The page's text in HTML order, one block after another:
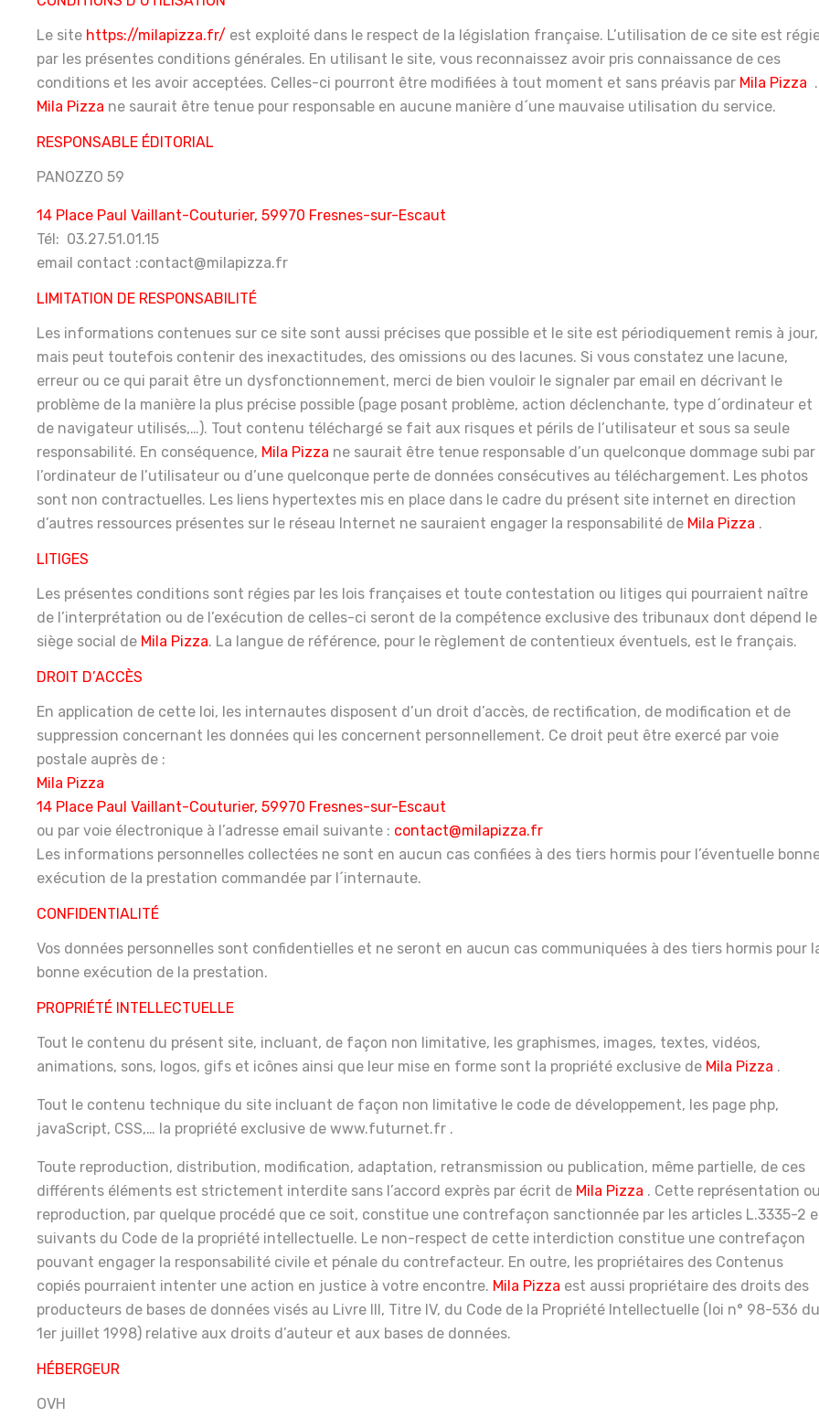
Le site https://milapizza.fr/ est exploité dans le respect de la législation française. L’utilisation de ce site est
par les présentes conditions générales. En utilisant le site, vous reconnaissez avoir pris connaissance de ces
conditions et les avoir acceptées. Celles-ci pourront être modifiées à tout moment et sans préavis par Mila Pizza .
Mila Pizza ne saurait être tenue pour responsable en aucune manière d´une mauvaise utilisation du service.
RESPONSABLE ÉDITORIAL
PANOZZO 59
14 Place Paul Vaillant-Couturier, 59970 Fresnes-sur-Escaut
Tél: 03.27.51.01.15
email contact :contact@milapizza.fr
LIMITATION DE RESPONSABILITÉ
Les informations contenues sur ce site sont aussi précises que possible et le site est périodiquement remis à jour,
mais peut toutefois contenir des inexactitudes, des omissions ou des lacunes. Si vous constatez une lacune,
erreur ou ce qui parait être un dysfonctionnement, merci de bien vouloir le signaler par email en décrivant le
problème de la manière la plus précise possible (page posant problème, action déclenchante, type d´ordinateur et
de navigateur utilisés,…). Tout contenu téléchargé se fait aux risques et périls de l’utilisateur et sous sa seule
responsabilité. En conséquence, Mila Pizza ne saurait être tenue responsable d’un quelconque dommage subi par
l’ordinateur de l’utilisateur ou d’une quelconque perte de données consécutives au téléchargement. Les photos
sont non contractuelles. Les liens hypertextes mis en place dans le cadre du présent site internet en direction
d’autres ressources présentes sur le réseau Internet ne sauraient engager la responsabilité de Mila Pizza .
LITIGES
Les présentes conditions sont régies par les lois françaises et toute contestation ou litiges qui pourraient naître
de l’interprétation ou de l’exécution de celles-ci seront de la compétence exclusive des tribunaux dont dépend le
siège social de Mila Pizza. La langue de référence, pour le règlement de contentieux éventuels, est le français.
DROIT D’ACCÈS
En application de cette loi, les internautes disposent d’un droit d’accès, de rectification, de modification et de
suppression concernant les données qui les concernent personnellement. Ce droit peut être exercé par voie
postale auprès de :
Mila Pizza
14 Place Paul Vaillant-Couturier, 59970 Fresnes-sur-Escaut
ou par voie électronique à l’adresse email suivante : contact@milapizza.fr
Les informations personnelles collectées ne sont en aucun cas confiées à des tiers hormis pour l’éventuelle
exécution de la prestation commandée par l´internaute.
CONFIDENTIALITÉ
Vos données personnelles sont confidentielles et ne seront en aucun cas communiquées à des tiers hormis pour
bonne exécution de la prestation.
PROPRIÉTÉ INTELLECTUELLE
Tout le contenu du présent site, incluant, de façon non limitative, les graphismes, images, textes, vidéos,
animations, sons, logos, gifs et icônes ainsi que leur mise en forme sont la propriété exclusive de Mila Pizza .
Tout le contenu technique du site incluant de façon non limitative le code de développement, les page php,
javaScript, CSS,… la propriété exclusive de www.futurnet.fr .
Toute reproduction, distribution, modification, adaptation, retransmission ou publication, même partielle, de ces
différents éléments est strictement interdite sans l’accord exprès par écrit de Mila Pizza . Cette représentation ou
reproduction, par quelque procédé que ce soit, constitue une contrefaçon sanctionnée par les articles L.3335-2
suivants du Code de la propriété intellectuelle. Le non-respect de cette interdiction constitue une contrefaçon
pouvant engager la responsabilité civile et pénale du contrefacteur. En outre, les propriétaires des Contenus
copiés pourraient intenter une action en justice à votre encontre. Mila Pizza est aussi propriétaire des droits des
producteurs de bases de données visés au Livre III, Titre IV, du Code de la Propriété Intellectuelle (loi n° 98-536 du
1er juillet 1998) relative aux droits d’auteur et aux bases de données.
HÉBERGEUR
OVH